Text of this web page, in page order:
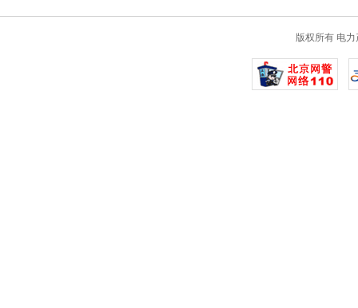
版权所有 电